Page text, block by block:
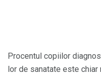
Procentul copiilor
lor de sanatate este